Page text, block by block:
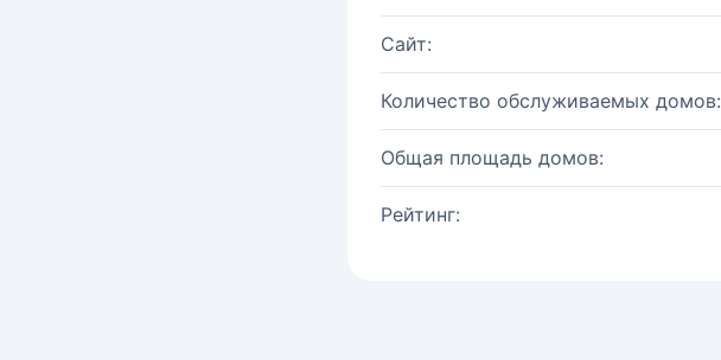
Сайт:
Количество обслуживаемых домов:
Общая площадь домов:
Рейтинг: